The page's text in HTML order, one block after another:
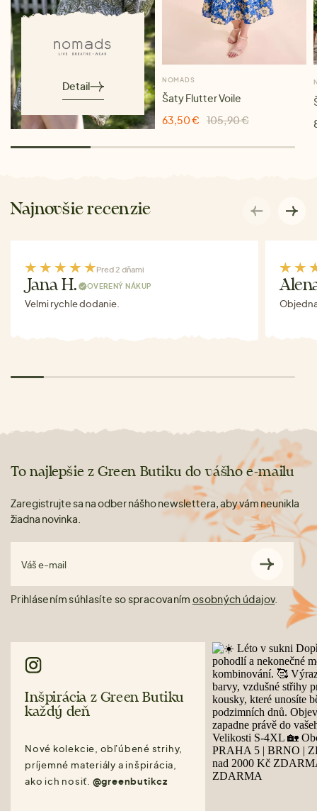
Detail NOMADS
Šaty Flutter Voile
63,50 €
105,90 €
Najnovšie recenzie
Pred 2 dňami
Jana H. OVERENÝ NÁKUP
Velmi rychle dodanie.
To najlepšie z Green Butiku do vášho e-mailu
Zaregistrujte sa na odber nášho newslettera, aby vám neunikla
žiadna novinka.
Váš e-mail
Prihlásením súhlasíte so spracovaním osobných údajov.
Inšpirácia z Green Butiku
každý deň
Nové kolekcie, obľúbené strihy,
príjemné materiály a inšpirácia,
ako ich nosiť. @greenbutikcz